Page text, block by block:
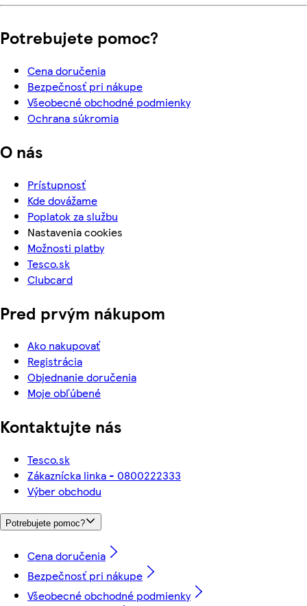
Potrebujete pomoc?
Cena doručenia
Bezpečnosť pri nákupe
Všeobecné obchodné podmienky
Ochrana súkromia
O nás
Prístupnosť
Kde dovážame
Poplatok za službu
Nastavenia cookies
Možnosti platby
Tesco.sk
Clubcard
Pred prvým nákupom
Ako nakupovať
Registrácia
Objednanie doručenia
Moje obľúbené
Kontaktujte nás
Tesco.sk
Zákaznícka linka - 0800222333
Výber obchodu
Potrebujete pomoc?
Cena doručenia
Bezpečnosť pri nákupe
Všeobecné obchodné podmienky